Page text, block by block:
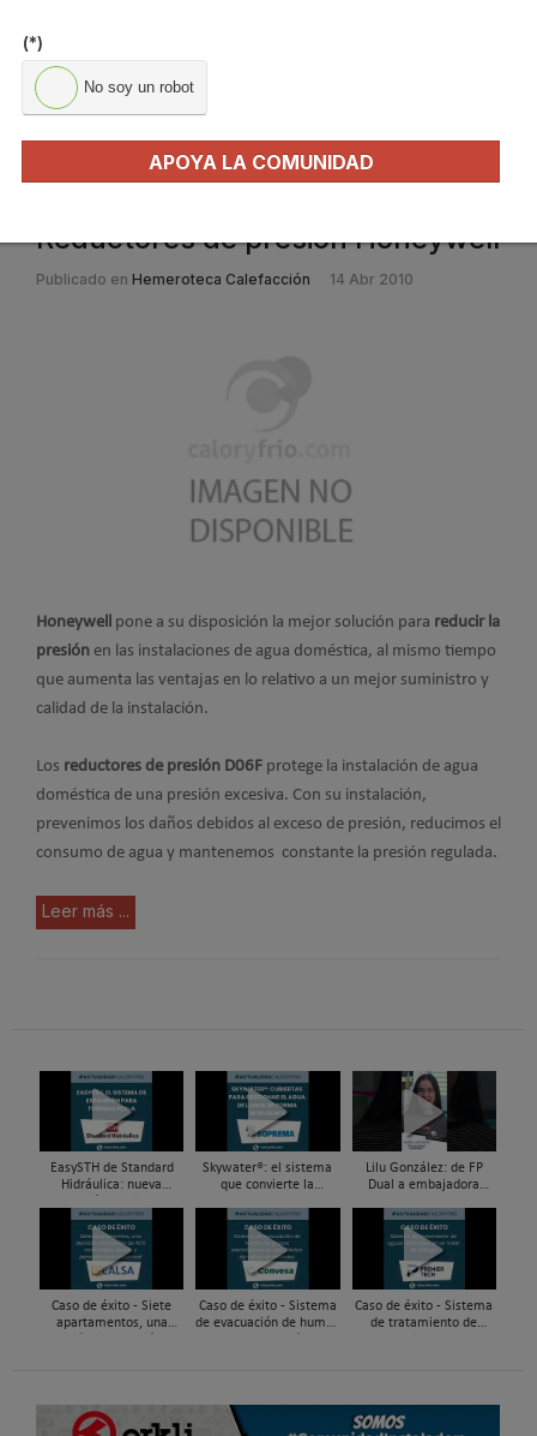
2000 SOLAR y las soluciones antical de fontanería”, ha resaltado
Ferrer.
Leer más ...
Reductores de presión Honeywell
Publicado en Hemeroteca Calefacción 14 Abr 2010
Honeywell pone a su disposición la mejor solución para reducir la
presión en las instalaciones de agua doméstica, al mismo tiempo
que aumenta las ventajas en lo relativo a un mejor suministro y
calidad de la instalación.
Los reductores de presión D06F protege la instalación de agua
doméstica de una presión excesiva. Con su instalación,
prevenimos los daños debidos al exceso de presión, reducimos el
consumo de agua y mantenemos constante la presión regulada.
Leer más ...
EasySTH de Standard
Hidráulica: nueva
de expansión para
tuberías PEX
Skywater®: el sistema
que convierte la
infraestructura activa de
gestión del agua...
Lilu González: de FP
Dual a embajadora
| Mecatrónica Industrial
Caso de éxito - Siete
apartamentos, una
Caso de éxito - Sistema
de evacuación de humos
Caso de éxito - Sistema
de tratamiento de
(*)
No soy un robot
APOYA LA COMUNIDAD